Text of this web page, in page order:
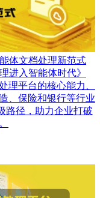
体文档处理新范式
进入智能体时代》
理平台的核心能力、
、保险和银行等行业
路径，助力企业打破